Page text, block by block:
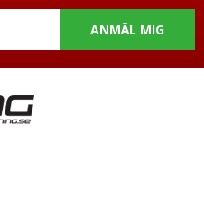
ANMÄL MIG